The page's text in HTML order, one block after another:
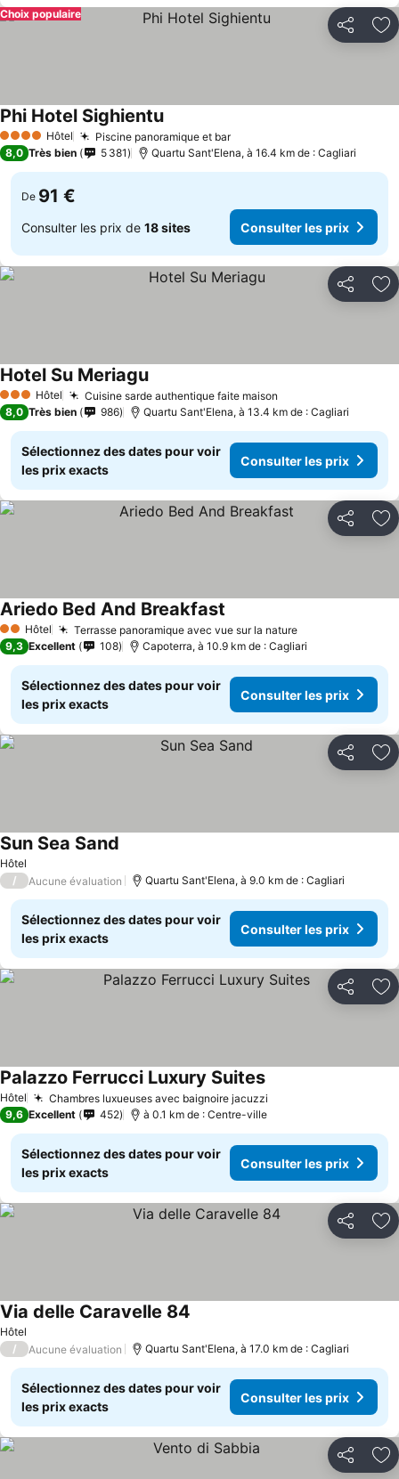
Partager
Choix populaire
4 Étoiles Hôtel Piscine panoramique et bar
Phi Hotel Sighientu
8,0 Très bien 5 381 Quartu Sant'Elena, à 16.4 km de : Cagliari
De 91 €
Consulter les prix de 18 sites Consulter les prix
Partager
3 ÉtoilesHôtel Cuisine sarde authentique faite maison
Hotel Su Meriagu
8,0 Très bien 986 Quartu Sant'Elena, à 13.4 km de : Cagliari
Sélectionnez des dates pour voir
les prix exacts
Consulter les prix
Partager
2 Étoiles
Hôtel Terrasse panoramique avec vue sur la nature
Ariedo Bed And Breakfast
9,3 Excellent 108 Capoterra, à 10.9 km de : Cagliari
Sélectionnez des dates pour voir
les prix exacts
Consulter les prix
Partager
Hôtel
Sun Sea Sand
/ Aucune évaluation Quartu Sant'Elena, à 9.0 km de : Cagliari
Sélectionnez des dates pour voir
les prix exacts
Consulter les prix
Partager
Hôtel Chambres luxueuses avec baignoire jacuzzi
Palazzo Ferrucci Luxury Suites
9,6 Excellent 452 à 0.1 km de : Centre-ville
Sélectionnez des dates pour voir
les prix exacts
Consulter les prix
Partager
Hôtel
Via delle Caravelle 84
/ Aucune évaluation Quartu Sant'Elena, à 17.0 km de : Cagliari
Sélectionnez des dates pour voir
les prix exacts
Consulter les prix
Partager